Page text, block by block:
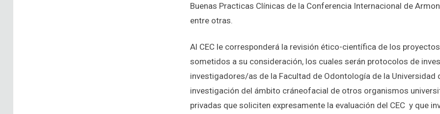
Buenas Practicas Clínicas de la Conferencia Internacional de
entre otras.
Al CEC le corresponderá la revisión ético-científica de los proyectos
sometidos a su consideración, los cuales serán protocolos de
investigadores/as de la Facultad de Odontología de la
investigación del ámbito cráneofacial de otros organismos
privadas que soliciten expresamente la evaluación del CEC y que